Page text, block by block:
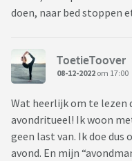
doen, naar bed stoppen
ToetieToover
08-12-2022 om 17:00
Wat heerlijk om te lezen
avondritueel! Ik woon
geen last van. Ik doe dus
avond. En mijn